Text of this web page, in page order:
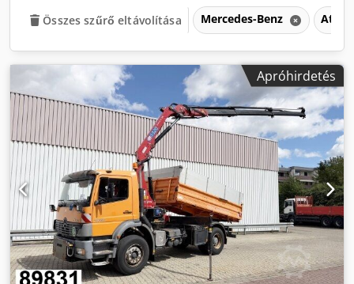
Összes szűrő eltávolítása Mercedes-Benz
Apróhirdetés